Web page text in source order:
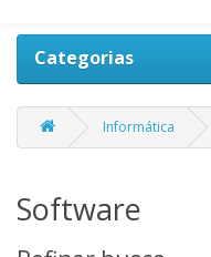
Categorias
Informática
Software